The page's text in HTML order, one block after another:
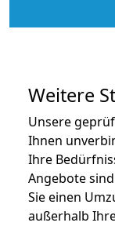
Weitere
Unsere
Ihnen
Ihre
Angebote
Sie einen
außerhalb